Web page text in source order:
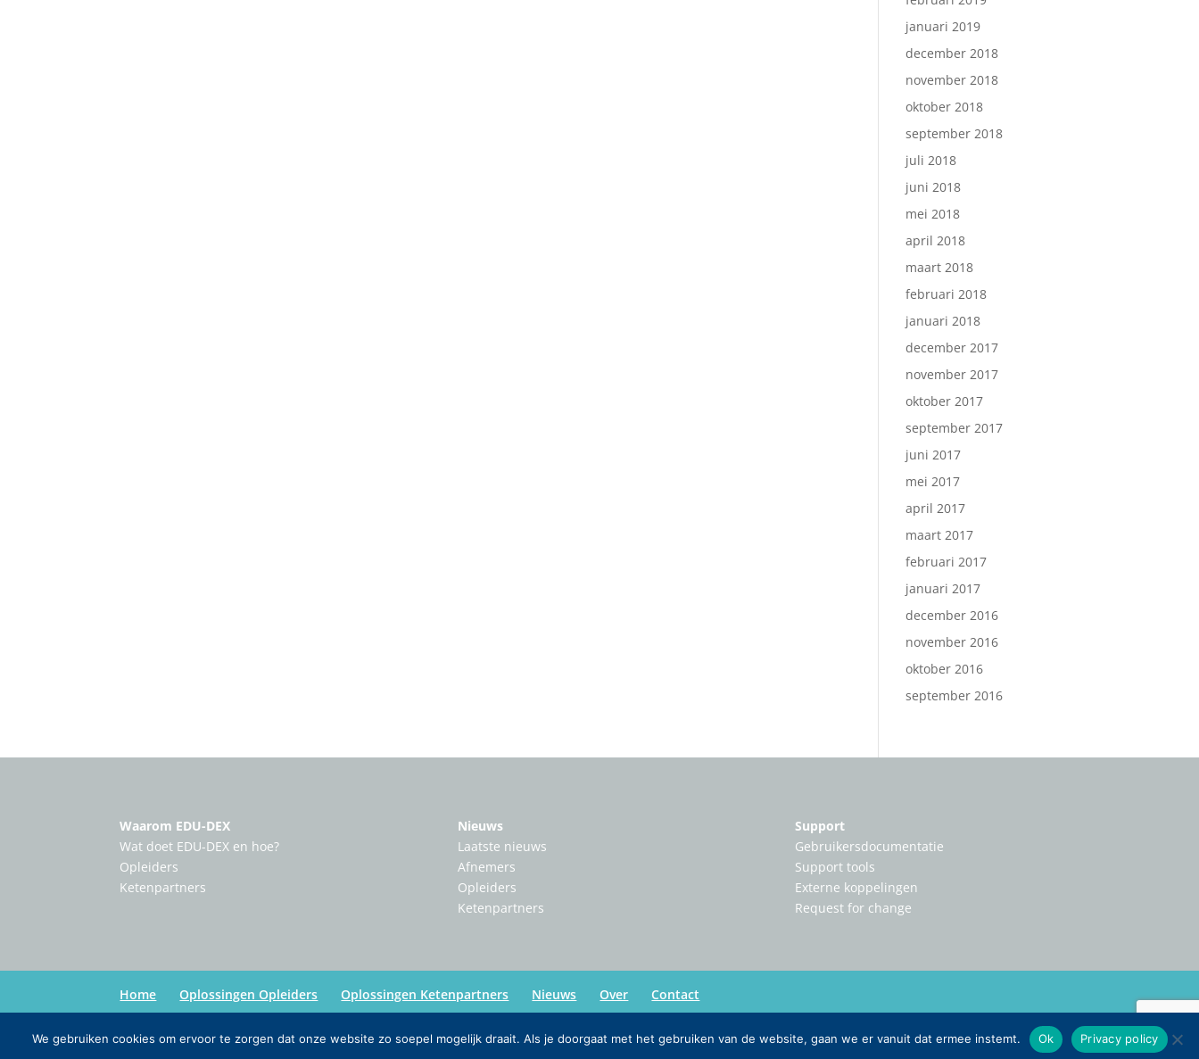
januari 2019
december 2018
november 2018
oktober 2018
september 2018
juli 2018
juni 2018
mei 2018
april 2018
maart 2018
februari 2018
januari 2018
december 2017
november 2017
oktober 2017
september 2017
juni 2017
mei 2017
april 2017
maart 2017
februari 2017
januari 2017
december 2016
november 2016
oktober 2016
september 2016
Waarom EDU-DEX
Wat doet EDU-DEX en hoe?
Opleiders
Ketenpartners
Nieuws
Laatste nieuws
Afnemers
Opleiders
Ketenpartners
Support
Gebruikersdocumentatie
Support tools
Externe koppelingen
Request for change
Home Oplossingen Opleiders Oplossingen Ketenpartners Nieuws Over Contact
Copyright:Edu-Dex| Credits:Inmedia
We gebruiken cookies om ervoor te zorgen dat onze website zo soepel mogelijk draait. Als je doorgaat met het gebruiken van de website, gaan we er vanuit dat ermee instemt. Ok Privacy policy